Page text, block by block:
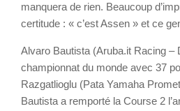
manquera de rien. Beaucoup
certitude : « c’est Assen » et ce
Alvaro Bautista (Aruba.it Racing –
championnat du monde avec 37
Razgatlioglu (Pata Yamaha
Bautista a remporté la Course 2